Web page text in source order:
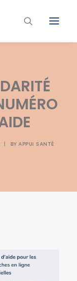
actions
| BY APPUI SANTÉ